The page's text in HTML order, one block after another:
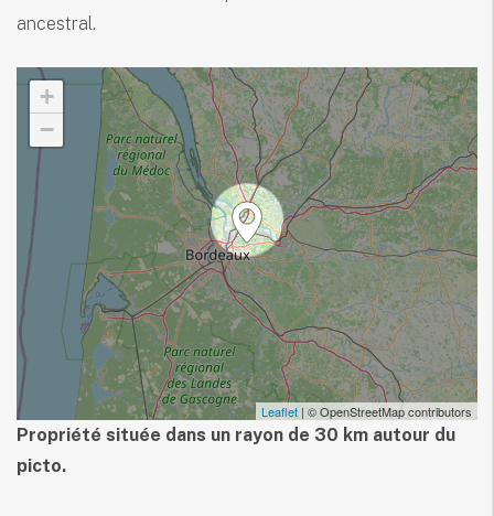
+
−
Leaflet | © OpenStreetMap contributors
Propriété située dans un rayon de 30 km autour du
picto.
ancestral.